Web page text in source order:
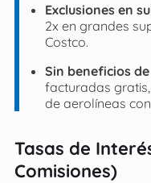
Exclusiones en
2x en grandes
Costco.
Sin beneficios
facturadas
de aerolíneas
Tasas de
Comisiones)